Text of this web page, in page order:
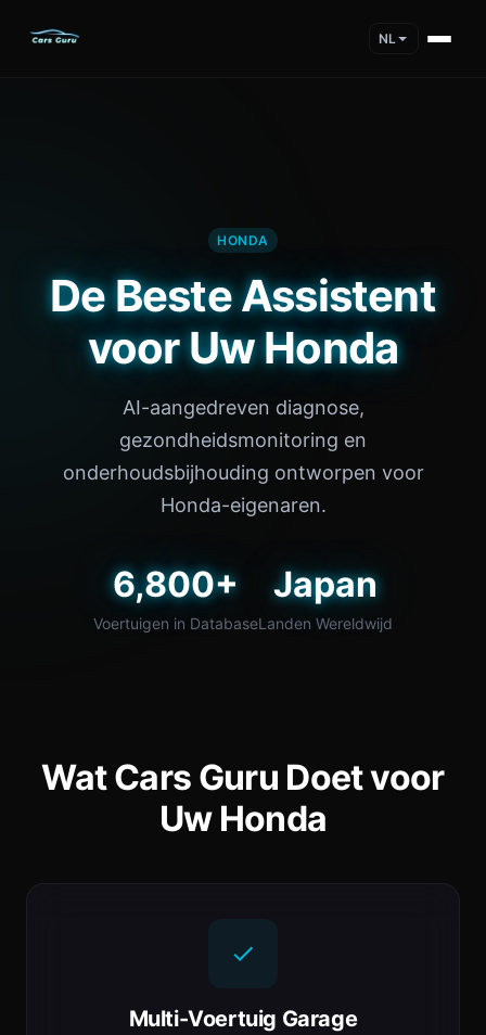
NL
HONDA
De Beste Assistent
voor Uw Honda
AI-aangedreven diagnose,
gezondheidsmonitoring en
onderhoudsbijhouding ontworpen voor
Honda-eigenaren.
6,800+
Voertuigen in Database
Japan
Landen Wereldwijd
Wat Cars Guru Doet voor
Uw Honda
Multi-Voertuig Garage